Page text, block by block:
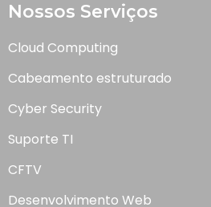
Nossos Serviços
Cloud Computing
Cabeamento estruturado
Cyber Security
Suporte TI
CFTV
Desenvolvimento Web